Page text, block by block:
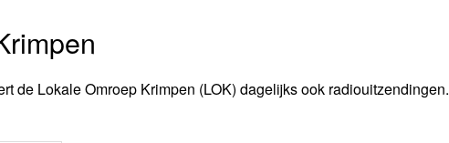
de Lokale Omroep Krimpen (LOK) dagelijks ook radiouitzendingen.